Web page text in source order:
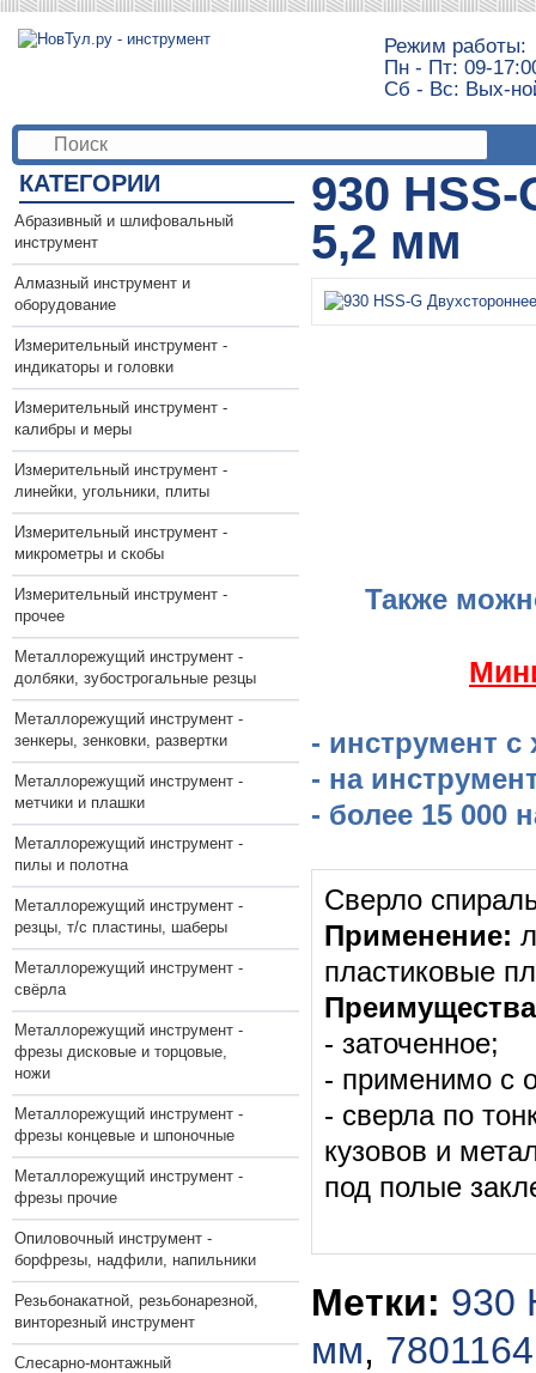
Режим работы:
Пн - Пт: 09-
Сб - Вс: Вых-
КАТЕГОРИИ
Абразивный и шлифовальный
инструмент
Алмазный инструмент и
оборудование
Измерительный инструмент -
индикаторы и головки
Измерительный инструмент -
калибры и меры
Измерительный инструмент -
линейки, угольники, плиты
Измерительный инструмент -
микрометры и скобы
Измерительный инструмент -
прочее
Металлорежущий инструмент -
долбяки, зубострогальные резцы
Металлорежущий инструмент -
зенкеры, зенковки, развертки
Металлорежущий инструмент -
метчики и плашки
Металлорежущий инструмент -
пилы и полотна
Металлорежущий инструмент -
резцы, т/с пластины, шаберы
Металлорежущий инструмент -
свёрла
Металлорежущий инструмент -
фрезы дисковые и торцовые,
ножи
Металлорежущий инструмент -
фрезы концевые и шпоночные
Металлорежущий инструмент -
фрезы прочие
Опиловочный инструмент -
борфрезы, надфили, напильники
Резьбонакатной, резьбонарезной,
винторезный инструмент
Слесарно-монтажный
930
5,2 мм
Также
- инструмент
- на
- более 15 000
Сверло
Применение:
пластиковые
- заточенное;
- применимо с
- сверла по
кузовов и
под полые
Метки: 930
мм, 7801164